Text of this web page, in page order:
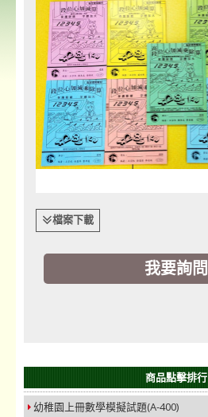
檔案下載
我要詢問
商品點擊排行
幼稚園上冊數學模擬試題(A-400)